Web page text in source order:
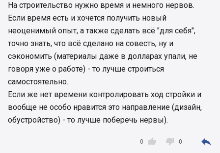
На строительство нужно время и немного нервов.
Если время есть и хочется получить новый
неоценимый опыт, а также сделать всё "для себя",
точно знать, что всё сделано на совесть, ну и
сэкономить (материалы даже в долларах упали, не
говоря уже о работе) - то лучше строиться
самостоятельно.
Если же нет времени контролировать ход стройки и
вообще не особо нравится это направление (дизайн,
обустройство) - то лучше поберечь нервы).

0  0 